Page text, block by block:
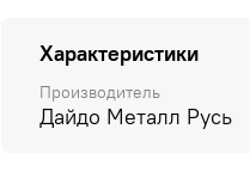
Характеристики
Производитель
Дайдо Металл Русь